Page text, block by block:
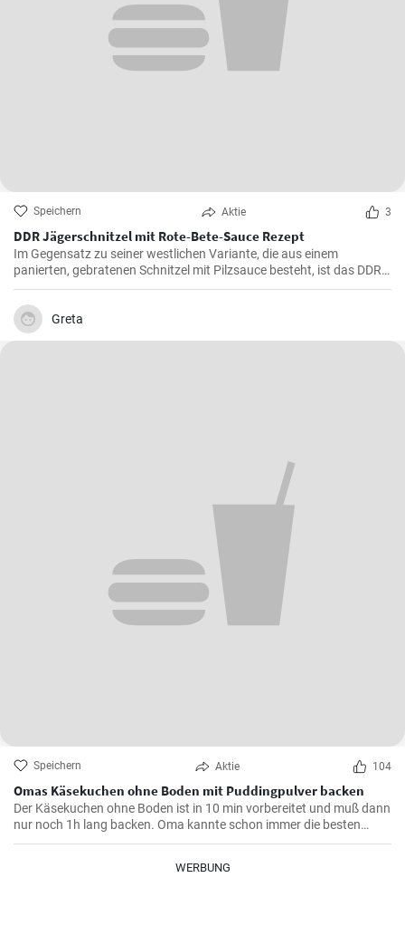
Speichern Aktie 3
DDR Jägerschnitzel mit Rote-Bete-Sauce Rezept
Im Gegensatz zu seiner westlichen Variante, die aus einem
panierten, gebratenen Schnitzel mit Pilzsauce besteht, ist das DDR-
Jägerschnitzel ein paniertes Jagdwurstschnitzel mit
Tomatensauce. Ein deftiges und schnelles Gericht, das eine
Mahlzeit für die ganze Familie oder Freunde bietet.
Greta
Speichern Aktie 104
Omas Käsekuchen ohne Boden mit Puddingpulver backen
Der Käsekuchen ohne Boden ist in 10 min vorbereitet und muß dann
nur noch 1h lang backen. Oma kannte schon immer die besten
Käsekuchen Rezepte für den Kaffeetisch und dieser wird mit Vanille
WERBUNG